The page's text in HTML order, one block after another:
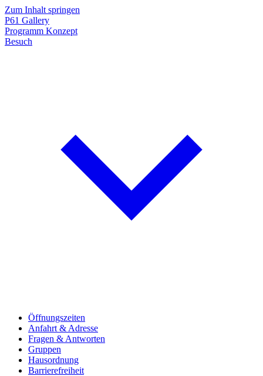
Zum Inhalt springen
P61 Gallery
Programm Konzept
Besuch
Öffnungszeiten
Anfahrt & Adresse
Fragen & Antworten
Gruppen
Hausordnung
Barrierefreiheit